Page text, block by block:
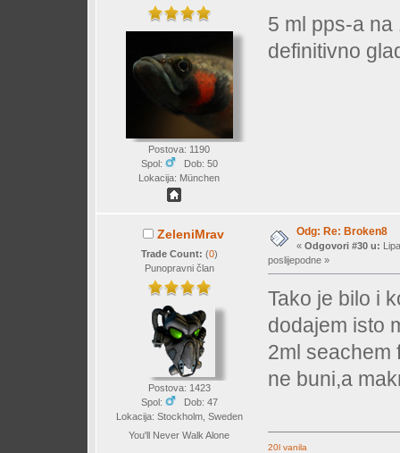
Postova: 1190
Spol:
Dob: 50
Lokacija: München
5 ml pps-a
definitivno
ZeleniMrav
Trade Count: (0)
Punopravni član
Postova: 1423
Spol:
Dob: 47
Lokacija: Stockholm, Sweden
You'll Never Walk Alone
Odg: Re: Broken8
« Odgovori #30 u:
poslijepodne »
Tako je bilo i
dodajem isto
2ml seachem
ne buni,a
20l vanila